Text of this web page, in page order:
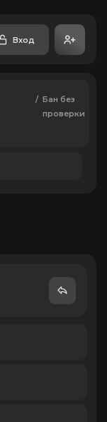
Вход
/ Бан без
проверки